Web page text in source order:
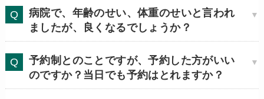
病院で、年齢のせい、体重のせいと言われ
ましたが、良くなるでしょうか？
予約制とのことですが、予約した方がいい
のですか？当日でも予約はとれますか？